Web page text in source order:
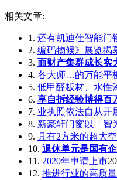
相关文章:
1. 还有凯迪仕智能门
2. 编码物候》展览揭
3. 而财产集群成长实
4. 各大师…的万能平
5. 低甲醛板材、水性
6. 享自拆经验博得百
7. 业执照依法自从开
8. 新豪轩门窗以「智
9. 具有2方米的超大
10. 退休单元是国有
11. 2020年申请上市
12. 推进行业的高质